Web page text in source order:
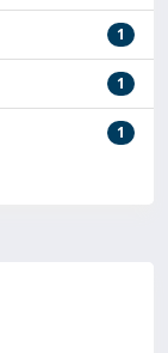
1
1
1